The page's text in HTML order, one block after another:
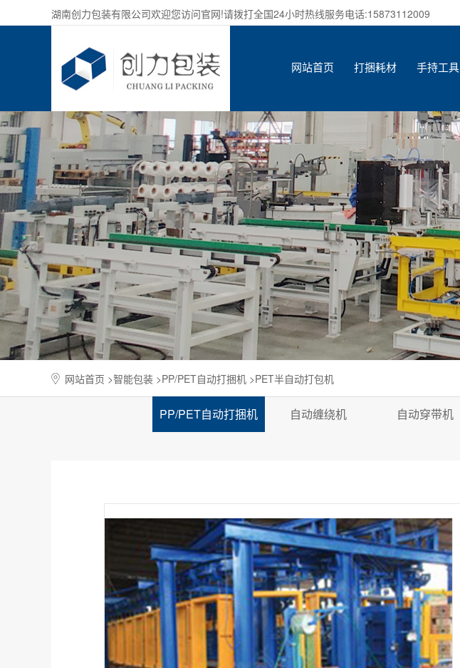
湖南创力包装有限公司欢迎您访问官网!请拨打全国24小时热线服务电话:15873112009
网站首页 打捆耗材 手持工具
网站首页 >智能包装 >PP/PET自动打捆机 >PET半自动打包机
PP/PET自动打捆机 自动缠绕机 自动穿带机